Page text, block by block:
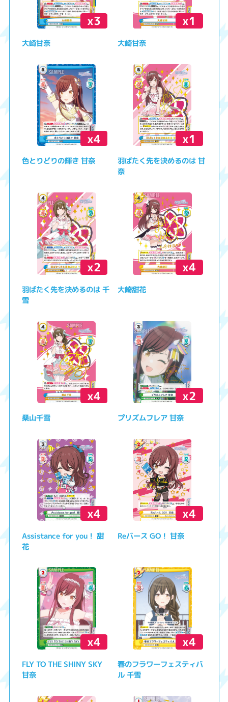
x3
大崎甘奈
x1
大崎甘奈
x4
色とりどりの輝き 甘奈
x1
羽ばたく先を決めるのは 甘
奈
x2
羽ばたく先を決めるのは 千
雪
x4
大崎甜花
x4
桑山千雪
x2
プリズムフレア 甘奈
x4
Assistance for you！ 甜
花
x4
Reバース GO！ 甘奈
x4
FLY TO THE SHINY SKY
甘奈
x4
春のフラワーフェスティバ
ル 千雪